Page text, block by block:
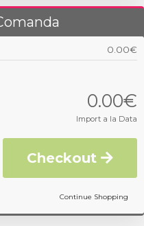
0.00€
0.00€
Import a la Data
Checkout
Continue Shopping